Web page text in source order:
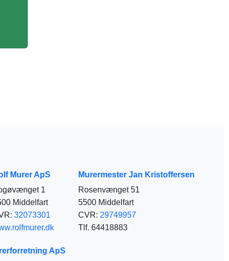
Murer ApS
1
Middelfart
32073301
Murermester Jan Kristoffersen
Rosenvænget 51
5500 Middelfart
CVR: 29749957
Tlf. 64418883
ApS